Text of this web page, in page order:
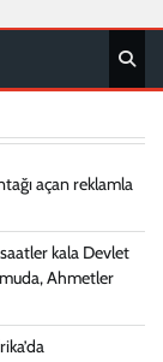
açan reklamla
saatler kala Devlet
Ahmetler